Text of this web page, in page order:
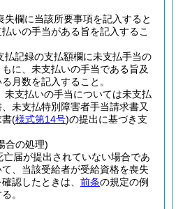
失欄に当該所要事項を記入すると
いの手当がある旨を記入するこ
払記録の支払額欄に未支払手当の
に、未支払いの手当である旨及
月数を記入すること。
未支払いの手当については未支払
未支払特別障害者手当請求書又
書(様式第14号)の提出に基づき支
合の処理)
亡届が提出されていない場合であ
、当該受給者が受給資格を喪失
認したときは、 前条の規定の例
。